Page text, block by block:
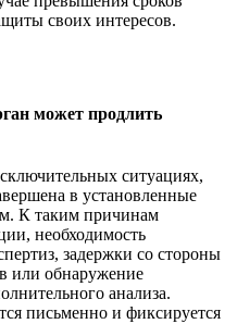
своих интересов.
может продлить
ситуациях,
в установленные
К таким причинам
необходимость
задержки со стороны
или обнаружение
анализа.
письменно и фиксируется